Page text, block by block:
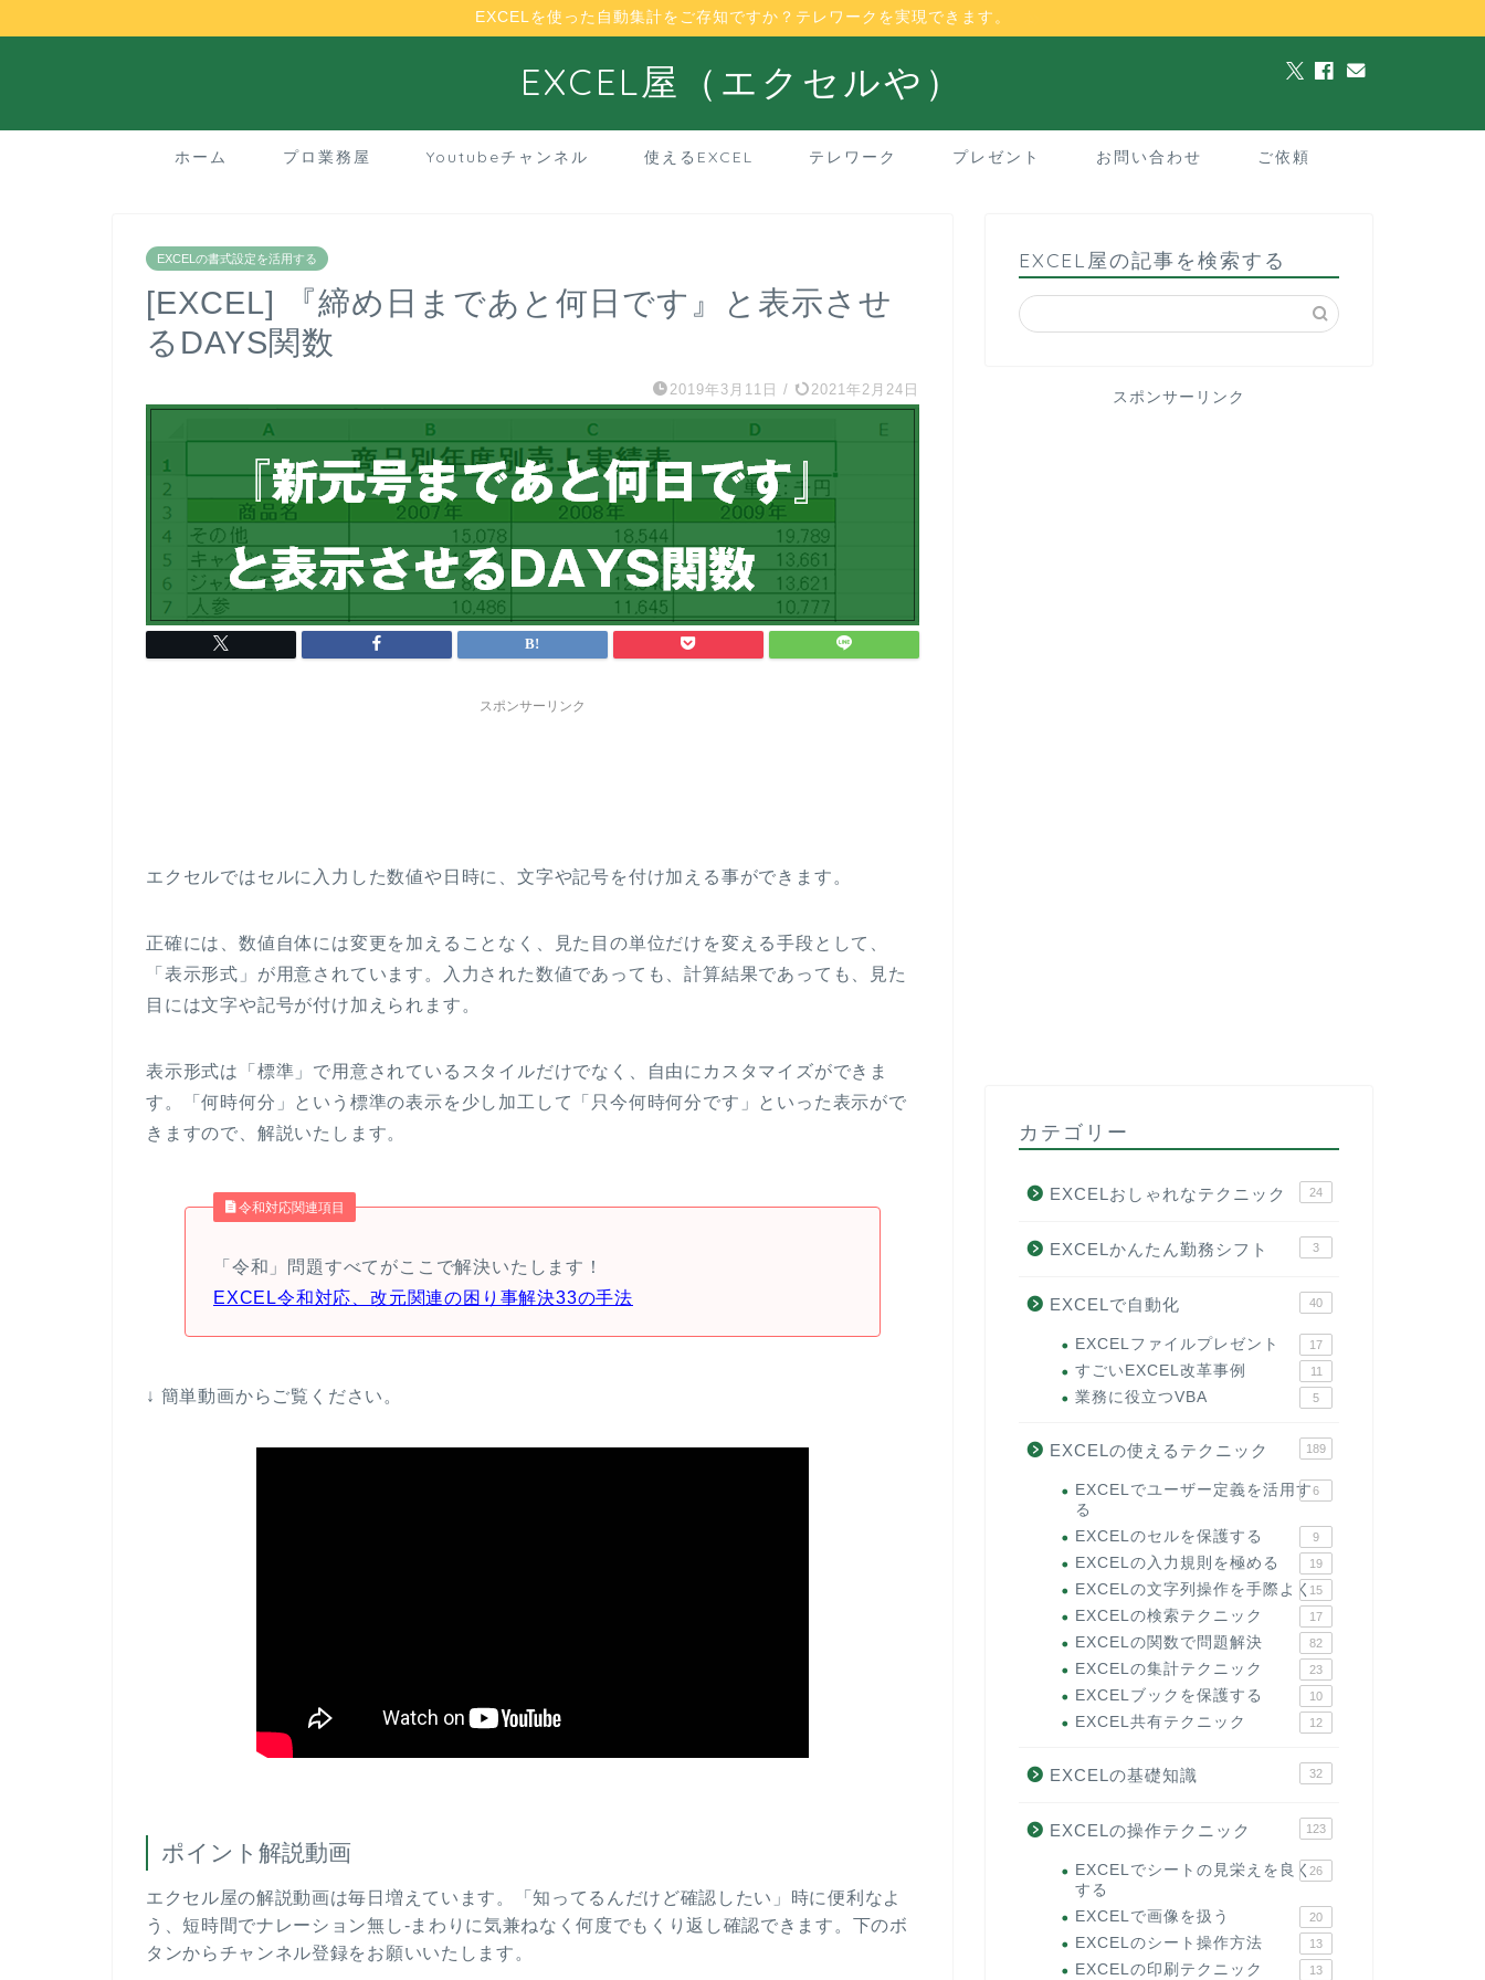
EXCELを使った自動集計をご存知ですか？テレワークを実現できます。
EXCEL屋（エクセルや）
ホーム プロ業務屋 Youtubeチャンネル 使えるEXCEL テレワーク プレゼント お問い合わせ ご依頼
EXCELの書式設定を活用する
[EXCEL] 『締め日まであと何日です』と表示させ
るDAYS関数
2019年3月11日 / 2021年2月24日
スポンサーリンク
エクセルではセルに入力した数値や日時に、文字や記号を付け加える事ができます。
正確には、数値自体には変更を加えることなく、見た目の単位だけを変える手段として、
「表示形式」が用意されています。入力された数値であっても、計算結果であっても、見た
目には文字や記号が付け加えられます。
表示形式は「標準」で用意されているスタイルだけでなく、自由にカスタマイズができま
す。「何時何分」という標準の表示を少し加工して「只今何時何分です」といった表示がで
きますので、解説いたします。
令和対応関連項目
「令和」問題すべてがここで解決いたします！
EXCEL令和対応、改元関連の困り事解決33の手法
↓ 簡単動画からご覧ください。
ポイント解説動画
エクセル屋の解説動画は毎日増えています。「知ってるんだけど確認したい」時に便利なよ
う、短時間でナレーション無し-まわりに気兼ねなく何度でもくり返し確認できます。下のボ
タンからチャンネル登録をお願いいたします。
EXCEL屋の記事を検索する
スポンサーリンク
カテゴリー
EXCELおしゃれなテクニック 24
EXCELかんたん勤務シフト 3
EXCELで自動化 40
EXCELファイルプレゼント 17
すごいEXCEL改革事例 11
業務に役立つVBA 5
EXCELの使えるテクニック 189
EXCELでユーザー定義を活用す
る
6
EXCELのセルを保護する 9
EXCELの入力規則を極める 19
EXCELの文字列操作を手際よく15
EXCELの検索テクニック 17
EXCELの関数で問題解決 82
EXCELの集計テクニック 23
EXCELブックを保護する 10
EXCEL共有テクニック 12
EXCELの基礎知識 32
EXCELの操作テクニック 123
EXCELでシートの見栄えを良く
する
26
EXCELで画像を扱う 20
EXCELのシート操作方法 13
EXCELの印刷テクニック 13